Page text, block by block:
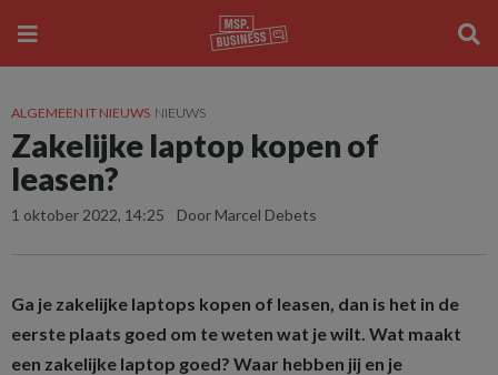
ALGEMEEN IT NIEUWS NIEUWS
Zakelijke laptop kopen of
leasen?
1 oktober 2022, 14:25 Door Marcel Debets
Ga je zakelijke laptops kopen of leasen, dan is het in de
eerste plaats goed om te weten wat je wilt. Wat maakt
een zakelijke laptop goed? Waar hebben jij en je